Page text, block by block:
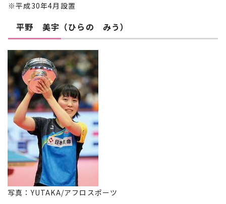
※平成30年4月設置
平野 美宇（ひらの みう）
写真：YUTAKA/アフロスポーツ